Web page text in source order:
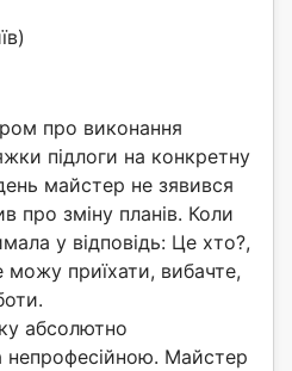
про виконання
підлоги на конкретну
майстер не зявився
про зміну планів. Коли
у відповідь: Це хто?,
можу приїхати, вибачте,
абсолютно
непрофесійною. Майстер